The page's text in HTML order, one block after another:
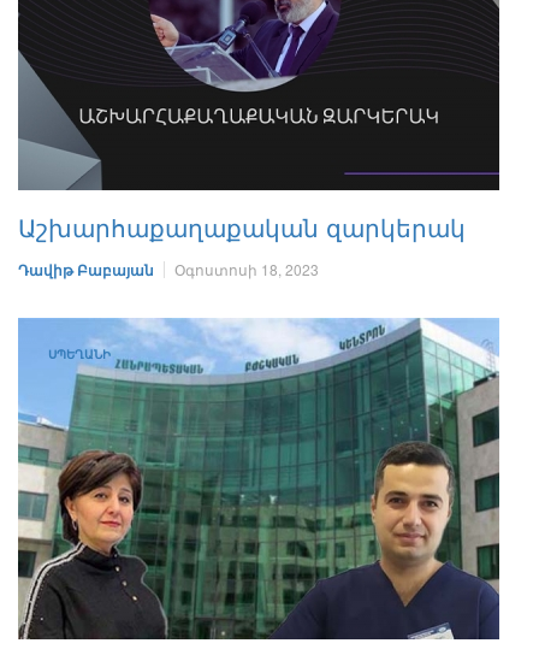
Աշխարհաքաղաքական զարկերակ
Դավիթ Բաբայան Օգոստոսի 18, 2023
ՍՊԵՂԱՆԻ